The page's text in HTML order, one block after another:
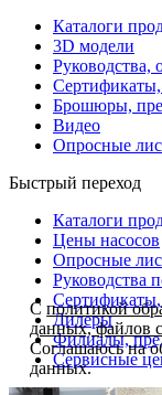
Каталоги
3D модели
Руководства,
Брошюры,
Видео
Опросные
Быстрый переход
Каталоги
Цены насосов
Опросные
Руководства
Дилеры
Филиалы,
Сервисные
Сполитикой
данных, файлов
Соглашаюсь на
данных.